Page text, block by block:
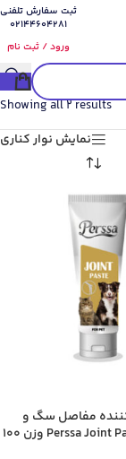
ثبت سفارش تلفنی
02144604281
ورود / ثبت نام
Showing all 2 results
نمایش نوار کناری
مفاصل سگ و
گربه پرسا Perssa Joint Paste وزن 100